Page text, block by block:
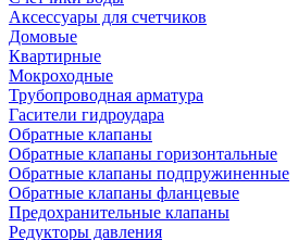
Аксессуары для счетчиков
Домовые
Квартирные
Мокроходные
Трубопроводная арматура
Гасители гидроудара
Обратные клапаны
Обратные клапаны горизонтальные
Обратные клапаны подпружиненные
Обратные клапаны фланцевые
Предохранительные клапаны
Редукторы давления